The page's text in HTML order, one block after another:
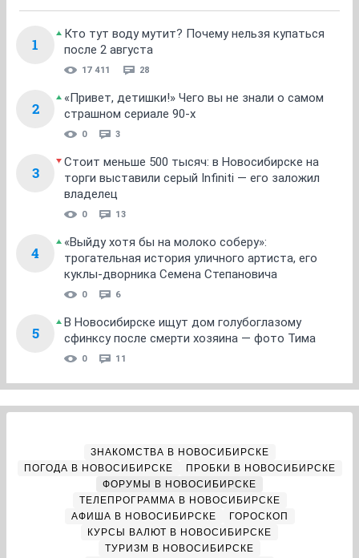
1
Кто тут воду мутит? Почему нельзя купаться
после 2 августа
17 411 28
2
«Привет, детишки!» Чего вы не знали о самом
страшном сериале 90-х
0 3
3
Стоит меньше 500 тысяч: в Новосибирске на
торги выставили серый Infiniti — его заложил
владелец
0 13
4
«Выйду хотя бы на молоко соберу»:
трогательная история уличного артиста, его
куклы-дворника Семена Степановича
0 6
5
В Новосибирске ищут дом голубоглазому
сфинксу после смерти хозяина — фото Тима
0 11
ЗНАКОМСТВА В НОВОСИБИРСКЕ
ПОГОДА В НОВОСИБИРСКЕ
ПРОБКИ В НОВОСИБИРСКЕ
ФОРУМЫ В НОВОСИБИРСКЕ
ТЕЛЕПРОГРАММА В НОВОСИБИРСКЕ
АФИША В НОВОСИБИРСКЕ
ГОРОСКОП
КУРСЫ ВАЛЮТ В НОВОСИБИРСКЕ
ТУРИЗМ В НОВОСИБИРСКЕ